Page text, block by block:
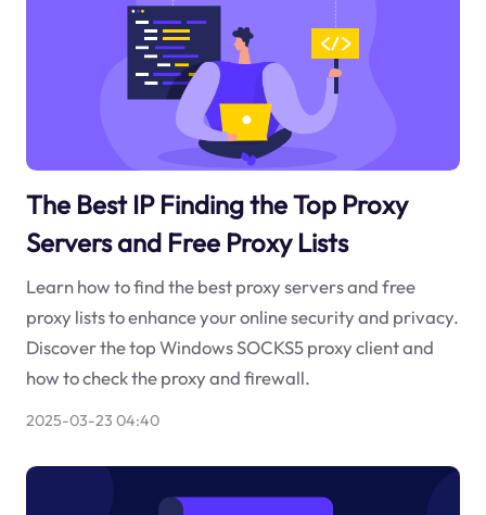
The Best IP Finding the Top Proxy
Servers and Free Proxy Lists
Learn how to find the best proxy servers and free
proxy lists to enhance your online security and privacy.
Discover the top Windows SOCKS5 proxy client and
how to check the proxy and firewall.
2025-03-23 04:40